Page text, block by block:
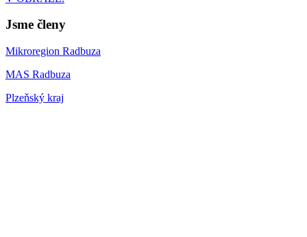
Jsme členy
Mikroregion Radbuza
MAS Radbuza
Plzeňský kraj